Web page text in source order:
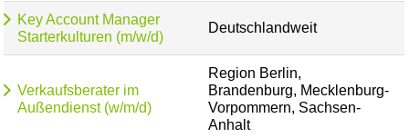
Key Account Manager
Starterkulturen (m/w/d)
Deutschlandweit
Verkaufsberater im
Außendienst (w/m/d)
Region Berlin,
Brandenburg, Mecklenburg-
Vorpommern, Sachsen-
Anhalt